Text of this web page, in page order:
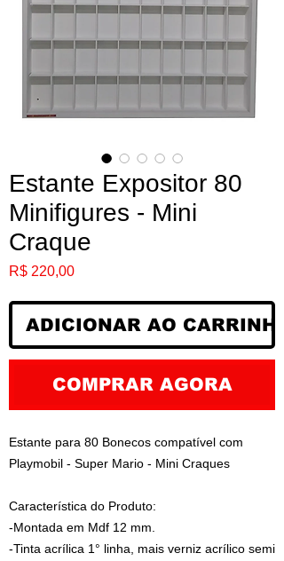
Estante Expositor 80
Minifigures - Mini
Craque
R$ 220,00Preço
ADICIONAR AO CARRINHO
COMPRAR AGORA
Estante para 80 Bonecos compatível com
Playmobil - Super Mario - Mini Craques
Característica do Produto:
-Montada em Mdf 12 mm.
-Tinta acrílica 1° linha, mais verniz acrílico semi